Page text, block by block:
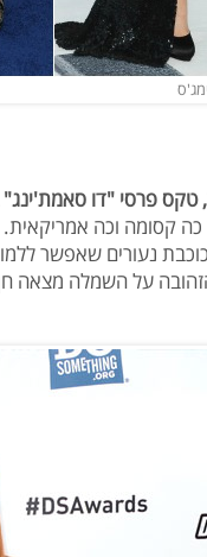
טקס פרסי "דו סאמת'ינג"
כה קסומה וכה
נעורים שאפשר
על השמלה מצאה חן